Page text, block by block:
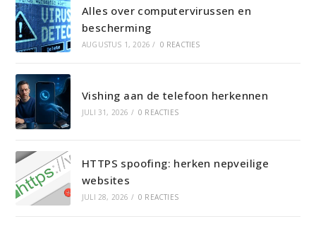
Alles over computervirussen en
bescherming
AUGUSTUS 1, 2026 / 0 REACTIES
Vishing aan de telefoon herkennen
JULI 31, 2026 / 0 REACTIES
HTTPS spoofing: herken nepveilige
websites
JULI 28, 2026 / 0 REACTIES